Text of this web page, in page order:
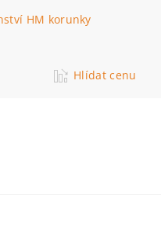
HM korunky
Hlídat cenu